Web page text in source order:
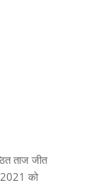
ताज जीत
2021 को